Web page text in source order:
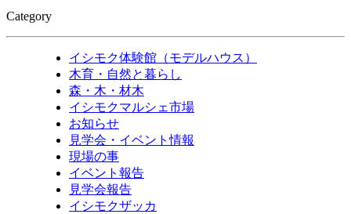
Category
イシモク体験館（モデルハウス）
木育・自然と暮らし
森・木・材木
イシモクマルシェ市場
お知らせ
見学会・イベント情報
現場の事
イベント報告
見学会報告
イシモクザッカ